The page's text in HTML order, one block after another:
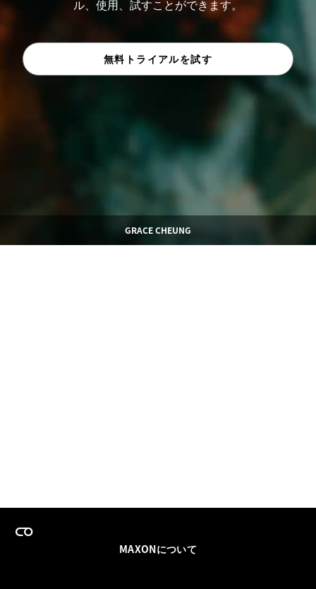
GRACE CHEUNG
ル、使用、試すことができます。
無料トライアルを試す
MAXONについて